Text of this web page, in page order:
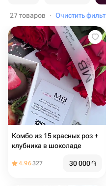
27 товаров · Очистить
Комбо из 15 красных роз +
клубника в шоколаде
4.96327 30 000֏